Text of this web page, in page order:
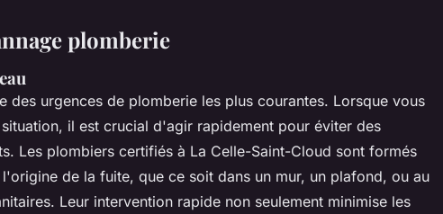
plomberie
des urgences de plomberie les plus courantes. Lorsque vous
il est crucial d'agir rapidement pour éviter des
Les plombiers certifiés à La Celle-Saint-Cloud sont formés
de la fuite, que ce soit dans un mur, un plafond, ou au
Leur intervention rapide non seulement minimise les